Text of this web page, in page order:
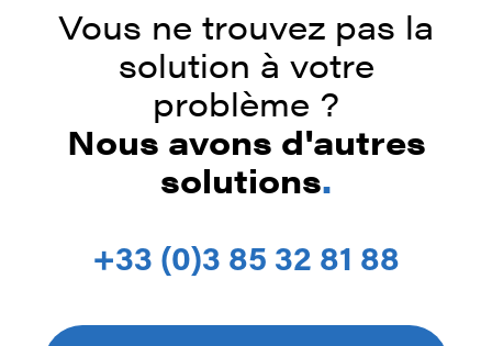
Vous ne trouvez pas la
solution à votre
problème ?
Nous avons d'autres
solutions.
+33 (0)3 85 32 81 88